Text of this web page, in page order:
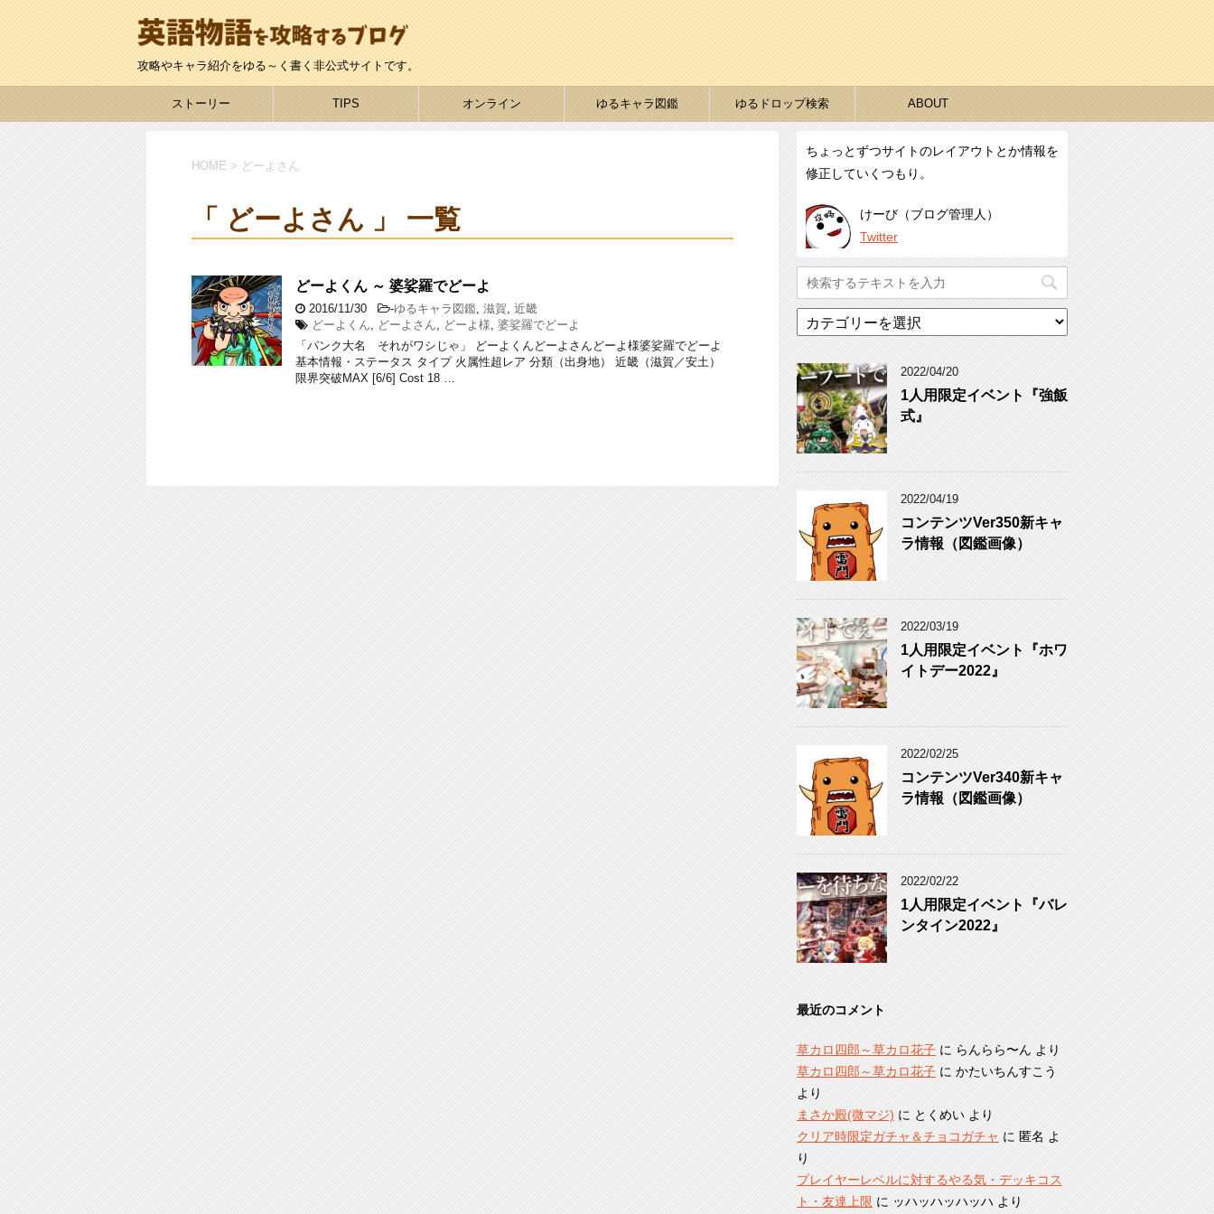
攻略やキャラ紹介をゆる～く書く非公式サイトです。
ストーリー TIPS オンライン ゆるキャラ図鑑 ゆるドロップ検索 ABOUT
HOME > どーよさん
「 どーよさん 」 一覧
どーよくん ～ 婆娑羅でどーよ
2016/11/30 -ゆるキャラ図鑑 滋賀 近畿
どーよくん
どーよさん どーよ様 婆娑羅でどーよ
「パンク大名 それがワシじゃ」 どーよくんどーよさんどーよ様婆娑羅でどーよ
基本情報・ステータス タイプ 火属性超レア 分類（出身地） 近畿（滋賀／安土）
限界突破MAX [6/6] Cost 18 …
ちょっとずつサイトのレイアウトとか情報を
修正していくつもり。
けーび（ブログ管理人）
Twitter
テ
リ
ー
2022/04/20
1人用限定イベント『強飯
式』
2022/04/19
コンテンツVer350新キャ
ラ情報（図鑑画像）
2022/03/19
1人用限定イベント『ホワ
イトデー2022』
2022/02/25
コンテンツVer340新キャ
ラ情報（図鑑画像）
2022/02/22
1人用限定イベント『バレ
ンタイン2022』
最近のコメント
草カロ四郎～草カロ花子 に らんらら〜ん より
草カロ四郎～草カロ花子 に かたいちんすこう
より
まさか殿(微マジ) に とくめい より
クリア時限定ガチャ＆チョコガチャ に 匿名 よ
り
プレイヤーレベルに対するやる気・デッキコス
ト・友達上限 に ッハッハッハッハ より